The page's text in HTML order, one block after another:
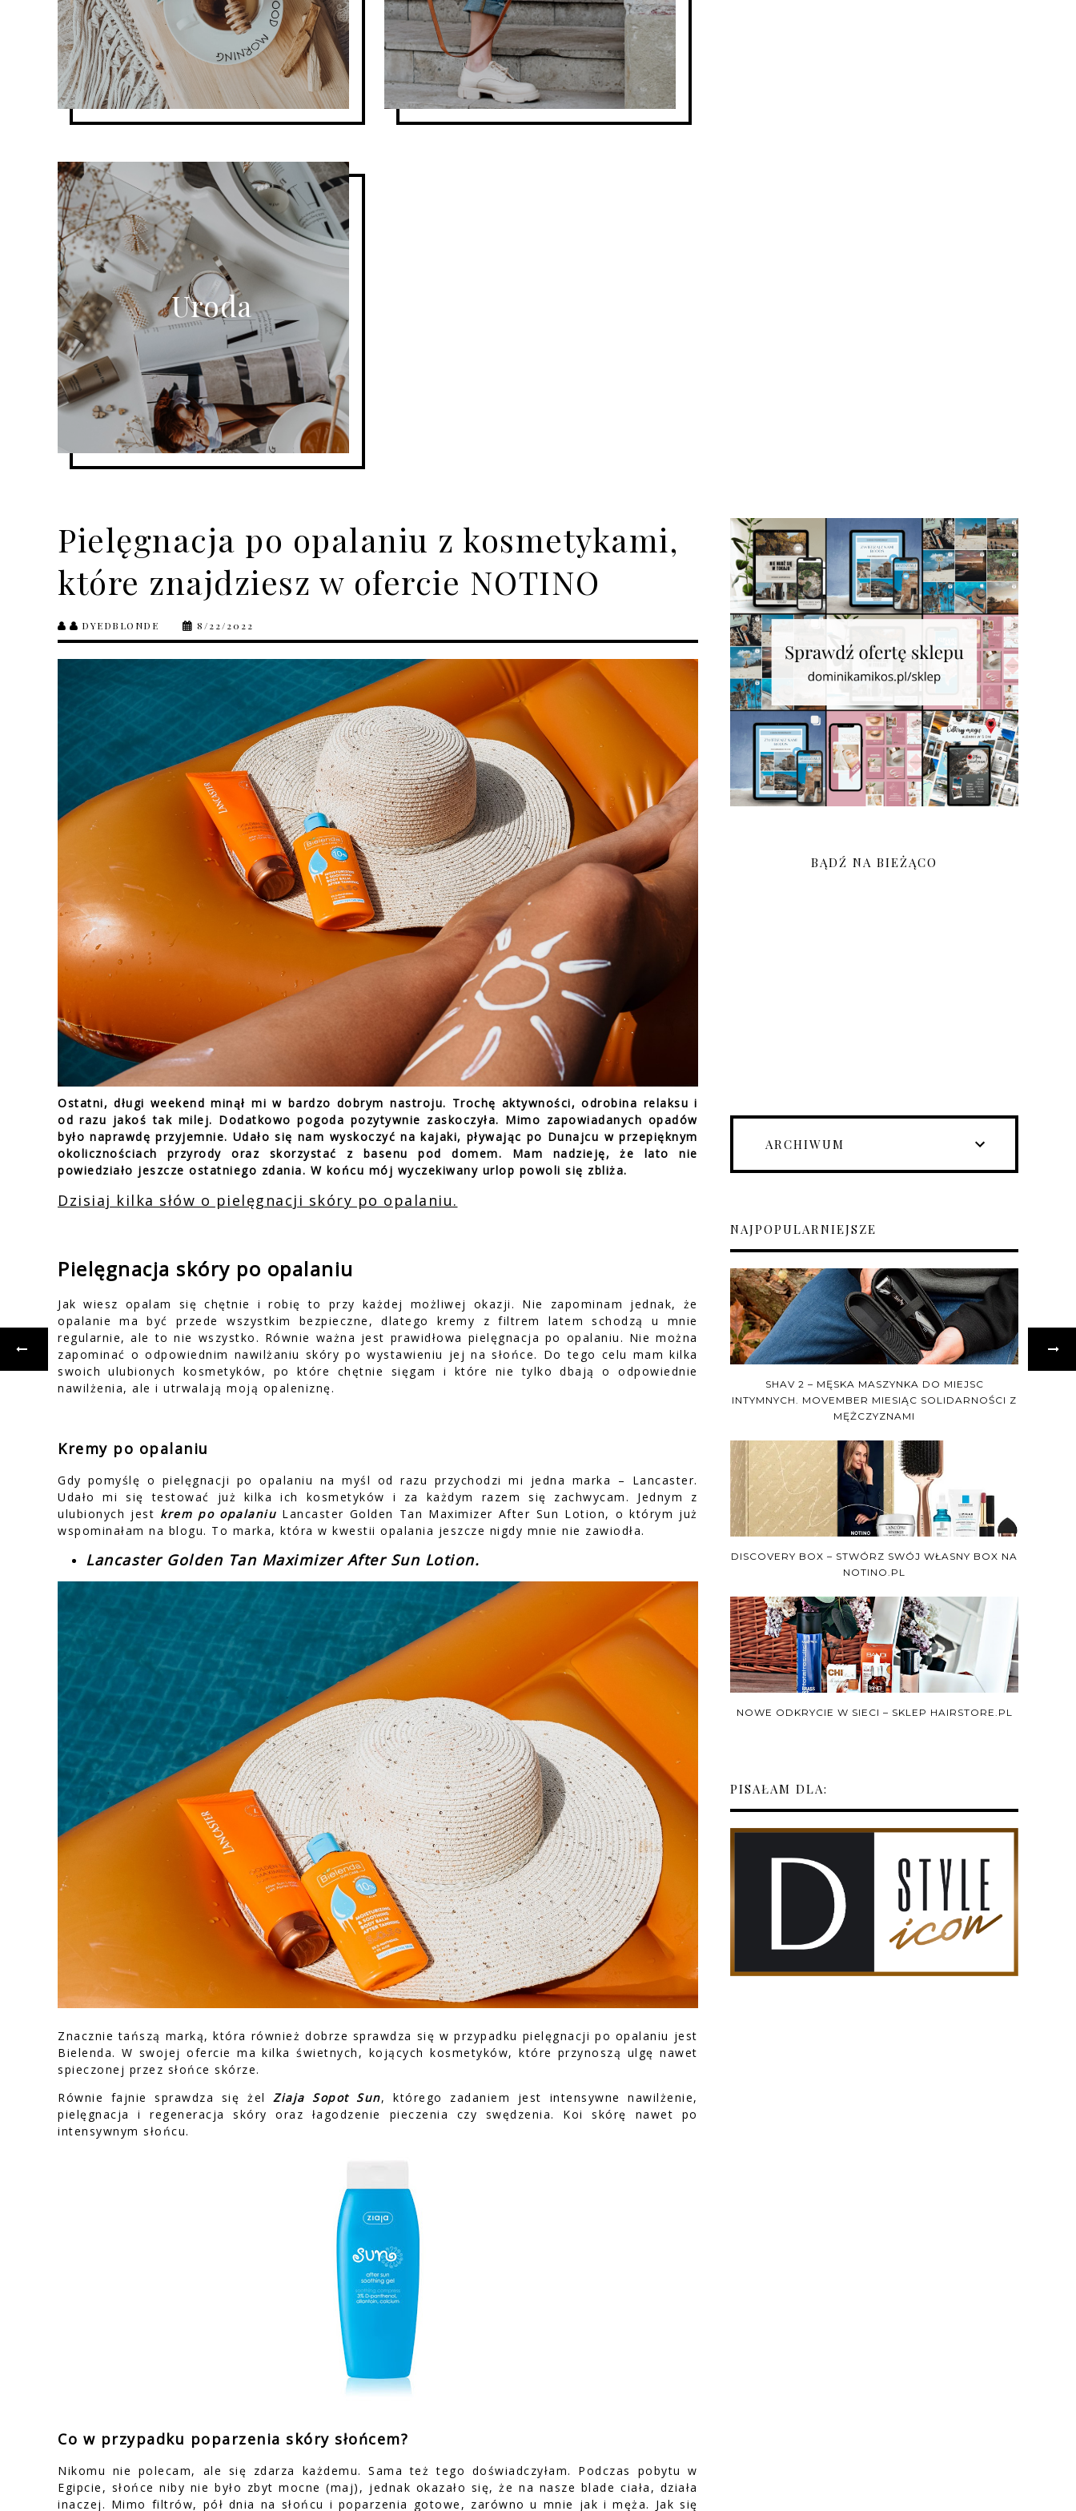
Uroda
Pielęgnacja po opalaniu z kosmetykami,
które znajdziesz w ofercie NOTINO
DYEDBLONDE 8/22/2022
Ostatni, długi weekend minął mi w bardzo dobrym nastroju. Trochę aktywności, odrobina relaksu i
od razu jakoś tak milej. Dodatkowo pogoda pozytywnie zaskoczyła. Mimo zapowiadanych opadów
było naprawdę przyjemnie. Udało się nam wyskoczyć na kajaki, pływając po Dunajcu w przepięknym
okolicznościach przyrody oraz skorzystać z basenu pod domem. Mam nadzieję, że lato nie
powiedziało jeszcze ostatniego zdania. W końcu mój wyczekiwany urlop powoli się zbliża.
Dzisiaj kilka słów o pielęgnacji skóry po opalaniu.
Pielęgnacja skóry po opalaniu
Jak wiesz opalam się chętnie i robię to przy każdej możliwej okazji. Nie zapominam jednak, że
opalanie ma być przede wszystkim bezpieczne, dlatego kremy z filtrem latem schodzą u mnie
regularnie, ale to nie wszystko. Równie ważna jest prawidłowa pielęgnacja po opalaniu. Nie można
zapominać o odpowiednim nawilżaniu skóry po wystawieniu jej na słońce. Do tego celu mam kilka
swoich ulubionych kosmetyków, po które chętnie sięgam i które nie tylko dbają o odpowiednie
nawilżenia, ale i utrwalają moją opaleniznę.
Kremy po opalaniu
Gdy pomyślę o pielęgnacji po opalaniu na myśl od razu przychodzi mi jedna marka – Lancaster.
Udało mi się testować już kilka ich kosmetyków i za każdym razem się zachwycam. Jednym z
ulubionych jest krem po opalaniu Lancaster Golden Tan Maximizer After Sun Lotion, o którym już
wspominałam na blogu. To marka, która w kwestii opalania jeszcze nigdy mnie nie zawiodła.
Lancaster Golden Tan Maximizer After Sun Lotion.
Znacznie tańszą marką, która również dobrze sprawdza się w przypadku pielęgnacji po opalaniu jest
Bielenda. W swojej ofercie ma kilka świetnych, kojących kosmetyków, które przynoszą ulgę nawet
spieczonej przez słońce skórze.
Równie fajnie sprawdza się żelZiaja Sopot Sun, którego zadaniem jest intensywne nawilżenie,
pielęgnacja i regeneracja skóry oraz łagodzenie pieczenia czy swędzenia. Koi skórę nawet po
intensywnym słońcu.
Co w przypadku poparzenia skóry słońcem?
Nikomu nie polecam, ale się zdarza każdemu. Sama też tego doświadczyłam. Podczas pobytu w
Egipcie, słońce niby nie było zbyt mocne (maj), jednak okazało się, że na nasze blade ciała, działa
inaczej. Mimo filtrów, pół dnia na słońcu i poparzenia gotowe, zarówno u mnie jak i męża. Jak się
BĄDŹ NA BIEŻĄCO
ARCHIWUM
NAJPOPULARNIEJSZE
SHAV 2 – MĘSKA MASZYNKA DO MIEJSC
INTYMNYCH. MOVEMBER MIESIĄC SOLIDARNOŚCI Z
MĘŻCZYZNAMI
DISCOVERY BOX – STWÓRZ SWÓJ WŁASNY BOX NA
NOTINO.PL
NOWE ODKRYCIE W SIECI – SKLEP HAIRSTORE.PL
PISAŁAM DLA: